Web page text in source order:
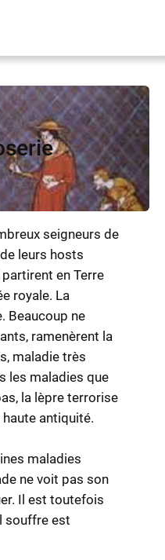
seigneurs de
leurs hosts
en Terre
royale. La
Beaucoup ne
ramenèrent la
maladie très
les maladies que
la lèpre terrorise
antiquité.
maladies
ne voit pas son
Il est toutefois
souffre est